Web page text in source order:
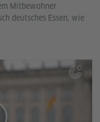
Mitbewohner
deutsches Essen, wie